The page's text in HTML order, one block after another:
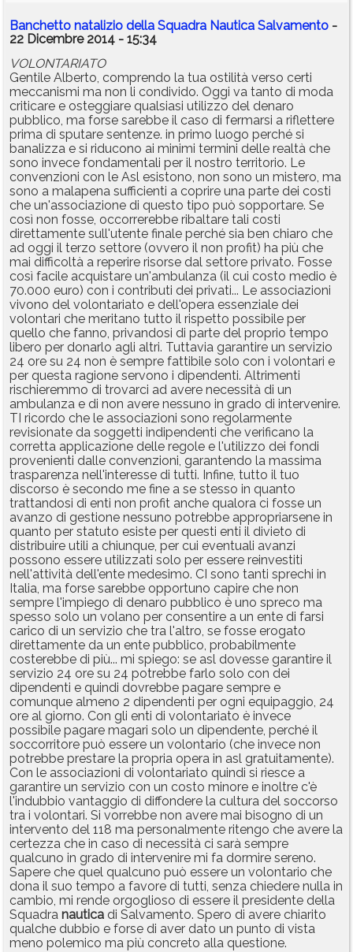
Banchetto natalizio della Squadra Nautica Salvamento -
22 Dicembre 2014 - 15:34
VOLONTARIATO
Gentile Alberto, comprendo la tua ostilità verso certi
meccanismi ma non li condivido. Oggi va tanto di moda
criticare e osteggiare qualsiasi utilizzo del denaro
pubblico, ma forse sarebbe il caso di fermarsi a riflettere
prima di sputare sentenze. in primo luogo perché si
banalizza e si riducono ai minimi termini delle realtà che
sono invece fondamentali per il nostro territorio. Le
convenzioni con le Asl esistono, non sono un mistero, ma
sono a malapena sufficienti a coprire una parte dei costi
che un'associazione di questo tipo può sopportare. Se
così non fosse, occorrerebbe ribaltare tali costi
direttamente sull'utente finale perché sia ben chiaro che
ad oggi il terzo settore (ovvero il non profit) ha più che
mai difficoltà a reperire risorse dal settore privato. Fosse
così facile acquistare un'ambulanza (il cui costo medio è
70.000 euro) con i contributi dei privati... Le associazioni
vivono del volontariato e dell'opera essenziale dei
volontari che meritano tutto il rispetto possibile per
quello che fanno, privandosi di parte del proprio tempo
libero per donarlo agli altri. Tuttavia garantire un servizio
24 ore su 24 non è sempre fattibile solo con i volontari e
per questa ragione servono i dipendenti. Altrimenti
rischieremmo di trovarci ad avere necessità di un
ambulanza e di non avere nessuno in grado di intervenire.
TI ricordo che le associazioni sono regolarmente
revisionate da soggetti indipendenti che verificano la
corretta applicazione delle regole e l'utilizzo dei fondi
provenienti dalle convenzioni, garantendo la massima
trasparenza nell'interesse di tutti. Infine, tutto il tuo
discorso è secondo me fine a se stesso in quanto
trattandosi di enti non profit anche qualora ci fosse un
avanzo di gestione nessuno potrebbe appropriarsene in
quanto per statuto esiste per questi enti il divieto di
distribuire utili a chiunque, per cui eventuali avanzi
possono essere utilizzati solo per essere reinvestiti
nell'attività dell'ente medesimo. CI sono tanti sprechi in
Italia, ma forse sarebbe opportuno capire che non
sempre l'impiego di denaro pubblico è uno spreco ma
spesso solo un volano per consentire a un ente di farsi
carico di un servizio che tra l'altro, se fosse erogato
direttamente da un ente pubblico, probabilmente
costerebbe di più... mi spiego: se asl dovesse garantire il
servizio 24 ore su 24 potrebbe farlo solo con dei
dipendenti e quindi dovrebbe pagare sempre e
comunque almeno 2 dipendenti per ogni equipaggio, 24
ore al giorno. Con gli enti di volontariato è invece
possibile pagare magari solo un dipendente, perché il
soccorritore può essere un volontario (che invece non
potrebbe prestare la propria opera in asl gratuitamente).
Con le associazioni di volontariato quindi si riesce a
garantire un servizio con un costo minore e inoltre c'è
l'indubbio vantaggio di diffondere la cultura del soccorso
tra i volontari. Si vorrebbe non avere mai bisogno di un
intervento del 118 ma personalmente ritengo che avere la
certezza che in caso di necessità ci sarà sempre
qualcuno in grado di intervenire mi fa dormire sereno.
Sapere che quel qualcuno può essere un volontario che
dona il suo tempo a favore di tutti, senza chiedere nulla in
cambio, mi rende orgoglioso di essere il presidente della
Squadra nautica di Salvamento. Spero di avere chiarito
qualche dubbio e forse di aver dato un punto di vista
meno polemico ma più concreto alla questione.